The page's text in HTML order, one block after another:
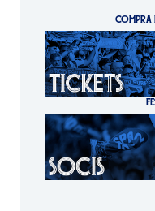
COMPRA